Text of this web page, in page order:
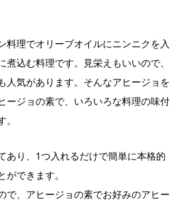
料理でオリーブオイルにニンニクを入
込む料理です。見栄えもいいので、
人気があります。そんなアヒージョを
ージョの素で、いろいろな料理の味付
あり、1つ入れるだけで簡単に本格的
できます。
で、アヒージョの素でお好みのアヒー